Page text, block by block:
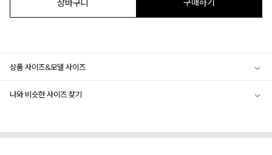
장바구니
상품 사이즈&모델 사이즈
나와 비슷한 사이즈 찾기